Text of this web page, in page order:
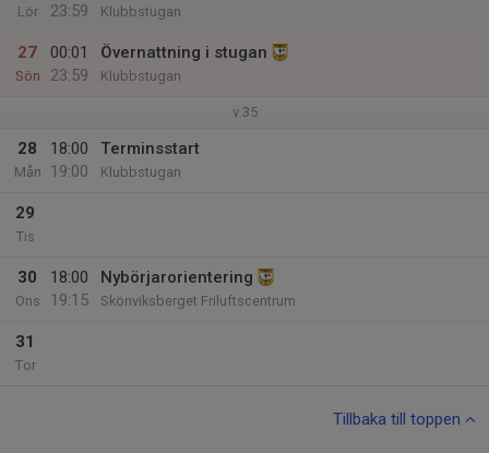
Lör
23:59
Klubbstugan
27
Sön
00:01
23:59
Övernattning i stugan
Klubbstugan
v.35
28
Mån
18:00
19:00
Terminsstart
Klubbstugan
29
Tis
30
Ons
18:00
19:15
Nybörjarorientering
Skönviksberget Friluftscentrum
31
Tor
Tillbaka till toppen